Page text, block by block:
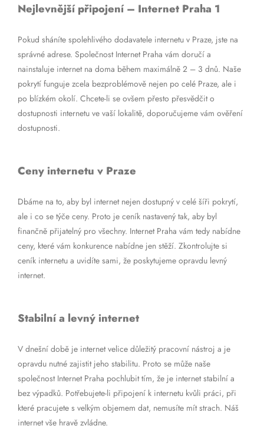
Nejlevnější připojení – Internet Praha 1
Pokud sháníte spolehlivého dodavatele internetu v Praze, jste na
správné adrese. Společnost Internet Praha vám doručí a
nainstaluje internet na doma během maximálně 2 – 3 dnů. Naše
pokrytí funguje zcela bezproblémově nejen po celé Praze, ale i
po blízkém okolí. Chcete-li se ovšem přesto přesvědčit o
dostupnosti internetu ve vaší lokalitě, doporučujeme vám ověření
dostupnosti.
Ceny internetu v Praze
Dbáme na to, aby byl internet nejen dostupný v celé šíři pokrytí,
ale i co se týče ceny. Proto je ceník nastavený tak, aby byl
finančně přijatelný pro všechny. Internet Praha vám tedy nabídne
ceny, které vám konkurence nabídne jen stěží. Zkontrolujte si
ceník internetu a uvidíte sami, že poskytujeme opravdu levný
internet.
Stabilní a levný internet
V dnešní době je internet velice důležitý pracovní nástroj a je
opravdu nutné zajistit jeho stabilitu. Proto se může naše
společnost Internet Praha pochlubit tím, že je internet stabilní a
bez výpadků. Potřebujete-li připojení k internetu kvůli práci, při
které pracujete s velkým objemem dat, nemusíte mít strach. Náš
internet vše hravě zvládne.